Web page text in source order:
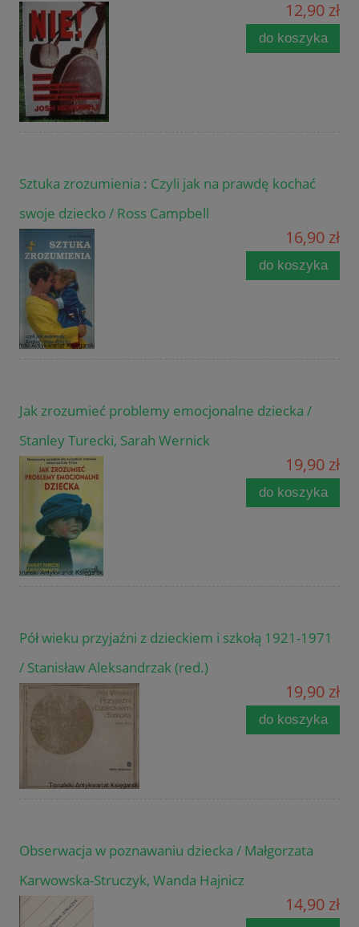
12,90 zł
do koszyka
Sztuka zrozumienia : Czyli jak na prawdę kochać
swoje dziecko / Ross Campbell
16,90 zł
do koszyka
Jak zrozumieć problemy emocjonalne dziecka /
Stanley Turecki, Sarah Wernick
19,90 zł
do koszyka
Pół wieku przyjaźni z dzieckiem i szkołą 1921-1971
/ Stanisław Aleksandrzak (red.)
19,90 zł
do koszyka
Obserwacja w poznawaniu dziecka / Małgorzata
Karwowska-Struczyk, Wanda Hajnicz
14,90 zł